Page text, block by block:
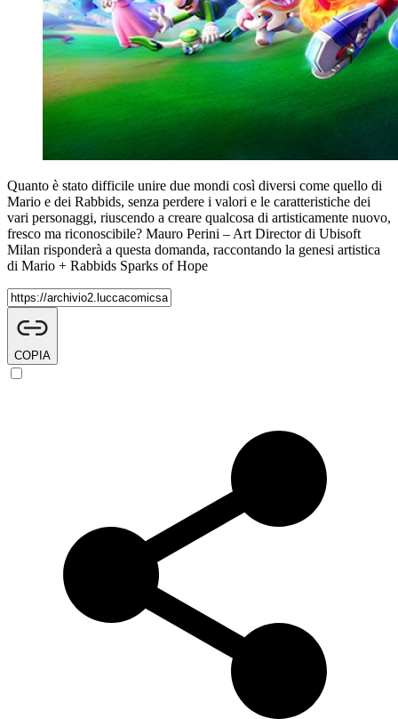
Quanto è stato difficile unire due mondi così diversi come quello di
Mario e dei Rabbids, senza perdere i valori e le caratteristiche dei
vari personaggi, riuscendo a creare qualcosa di artisticamente nuovo,
fresco ma riconoscibile? Mauro Perini – Art Director di Ubisoft
Milan risponderà a questa domanda, raccontando la genesi artistica
di Mario + Rabbids Sparks of Hope
COPIA